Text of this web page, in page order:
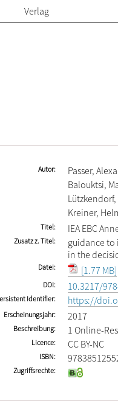
Verlag
Autor
Passer,
Balouktsi,
Kreiner,
Titel IEA EBC
Zusatz z. Titel
guidance to
in the
Datei [1.77 MB]
DOI 10.3217/
Identifier https://
Erscheinungsjahr 2017
Beschreibung 1 Online-
Licence CC BY-NC
ISBN
Zugriffsrechte